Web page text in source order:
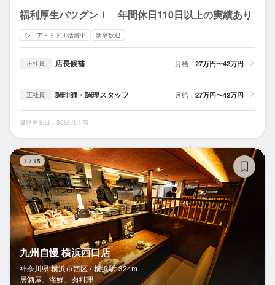
福利厚生バツグン！ 年間休日110日以上の実績あり
シニア・ミドル活躍中 新卒歓迎
正社員 店長候補 月給： 27万円〜42万円
正社員 調理師・調理スタッフ 月給： 27万円〜42万円
最終更新日：30日以上前
1 / 15
九州自慢 横浜西口店
神奈川県 横浜市西区 / 横浜駅 324m
居酒屋、海鮮、肉料理